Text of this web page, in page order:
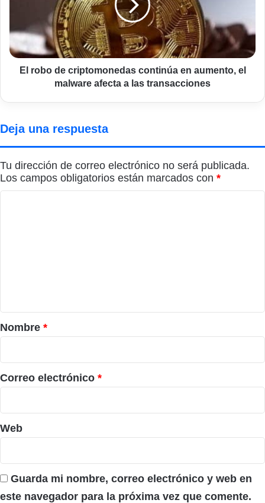
aumento,
el
malware
afecta
transacciones
El robo de criptomonedas continúa en aumento, el
malware afecta a las transacciones
Deja una respuesta
Tu dirección de correo electrónico no será publicada.
Los campos obligatorios están marcados con *
r
i
o
*
Nombre *
Correo electrónico *
Web
Guarda mi nombre, correo electrónico y web en
este navegador para la próxima vez que comente.